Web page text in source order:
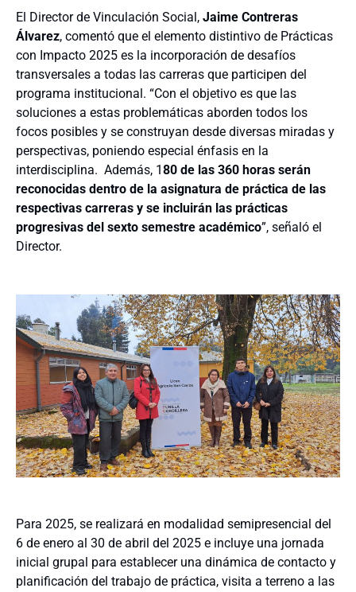
El Director de Vinculación Social, Jaime Contreras
Álvarez, comentó que el elemento distintivo de Prácticas
con Impacto 2025 es la incorporación de desafíos
transversales a todas las carreras que participen del
programa institucional. “Con el objetivo es que las
soluciones a estas problemáticas aborden todos los
focos posibles y se construyan desde diversas miradas y
perspectivas, poniendo especial énfasis en la
interdisciplina. Además, 180 de las 360 horas serán
reconocidas dentro de la asignatura de práctica de las
respectivas carreras y se incluirán las prácticas
progresivas del sexto semestre académico”, señaló el
Director.
Para 2025, se realizará en modalidad semipresencial del
6 de enero al 30 de abril del 2025 e incluye una jornada
inicial grupal para establecer una dinámica de contacto y
planificación del trabajo de práctica, visita a terreno a las